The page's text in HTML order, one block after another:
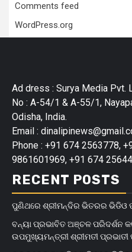
Comments feed
WordPress.org
Ad dress : Surya Media Pvt.
No : A-54/1 & A-55/1,
Odisha, India.
Email :
Phone : +91 674 2563778,
9861601969, +91 674
RECENT POSTS
ପୁଣିଥରେ ଶ୍ରୀମନ୍ଦିର ଭିତରର ଭିଡିଓ
ବନ୍ୟା ପ୍ରଭାବିତ ଅଞ୍ଚଳ ପରିଦର୍ଶନ
ଉପମୁଖ୍ୟମନ୍ତ୍ରୀ ଶ୍ରୀମତୀ ପ୍ରଭାତୀ